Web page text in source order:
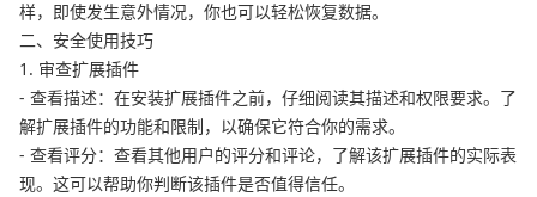
样，即使发生意外情况，你也可以轻松恢复数据。
二、安全使用技巧
1. 审查扩展插件
- 查看描述：在安装扩展插件之前，仔细阅读其描述和权限要求。了
解扩展插件的功能和限制，以确保它符合你的需求。
- 查看评分：查看其他用户的评分和评论，了解该扩展插件的实际表
现。这可以帮助你判断该插件是否值得信任。